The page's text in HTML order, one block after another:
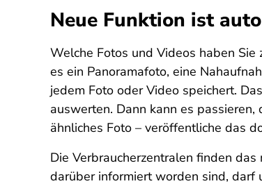
Neue Funktion ist
Welche Fotos und Videos haben
es ein Panoramafoto, eine
jedem Foto oder Video speichert.
auswerten. Dann kann es
ähnliches Foto – veröffentliche das
Die Verbraucherzentralen finden
darüber informiert worden sind, darf